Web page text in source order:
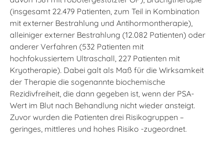
(insgesamt 22.479 Patienten, zum Teil in Kombination
mit externer Bestrahlung und Antihormontherapie),
alleiniger externer Bestrahlung (12.082 Patienten) oder
anderer Verfahren (532 Patienten mit
hochfokussiertem Ultraschall, 227 Patienten mit
Kryotherapie). Dabei galt als Maß für die Wirksamkeit
der Therapie die sogenannte biochemische
Rezidivfreiheit, die dann gegeben ist, wenn der PSA-
Wert im Blut nach Behandlung nicht wieder ansteigt.
Zuvor wurden die Patienten drei Risikogruppen –
geringes, mittleres und hohes Risiko -zugeordnet.